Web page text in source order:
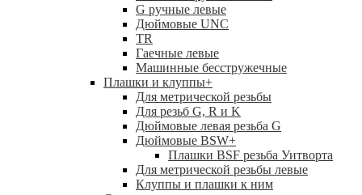
G ручные левые
Дюймовые UNC
TR
Гаечные левые
Машинные бесстружечные
Плашки и клуппы+
Для метрической резьбы
Для резьб G, R и K
Дюймовые левая резьба G
Дюймовые BSW+
Плашки BSF резьба Уитворта
Для метрической резьбы левые
Клуппы и плашки к ним